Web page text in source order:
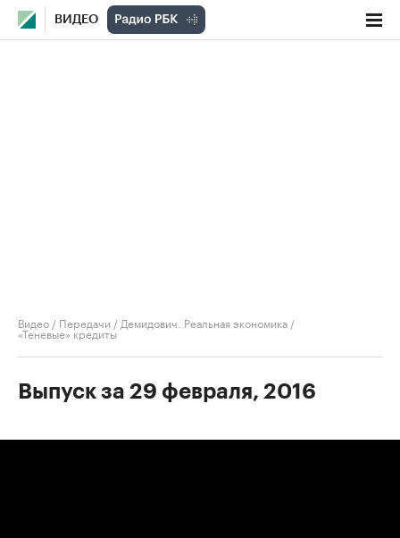
ВИДЕО
Видео / Передачи / Демидович. Реальная экономика /
«Теневые» кредиты
Выпуск за 29 февраля, 2016